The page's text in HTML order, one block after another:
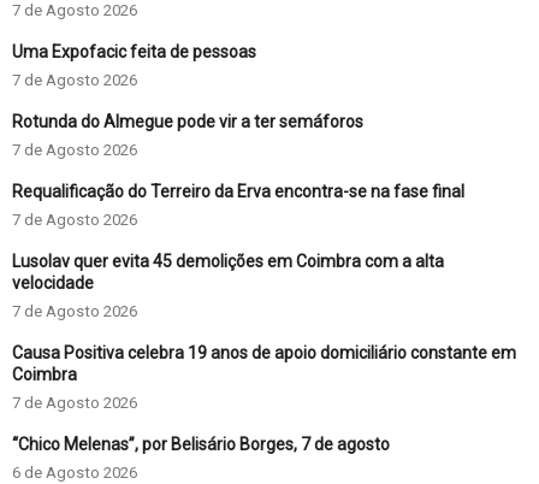
7 de Agosto 2026
Uma Expofacic feita de pessoas
7 de Agosto 2026
Rotunda do Almegue pode vir a ter semáforos
7 de Agosto 2026
Requalificação do Terreiro da Erva encontra-se na fase final
7 de Agosto 2026
Lusolav quer evita 45 demolições em Coimbra com a alta
velocidade
7 de Agosto 2026
Causa Positiva celebra 19 anos de apoio domiciliário constante em
Coimbra
7 de Agosto 2026
“Chico Melenas”, por Belisário Borges, 7 de agosto
6 de Agosto 2026